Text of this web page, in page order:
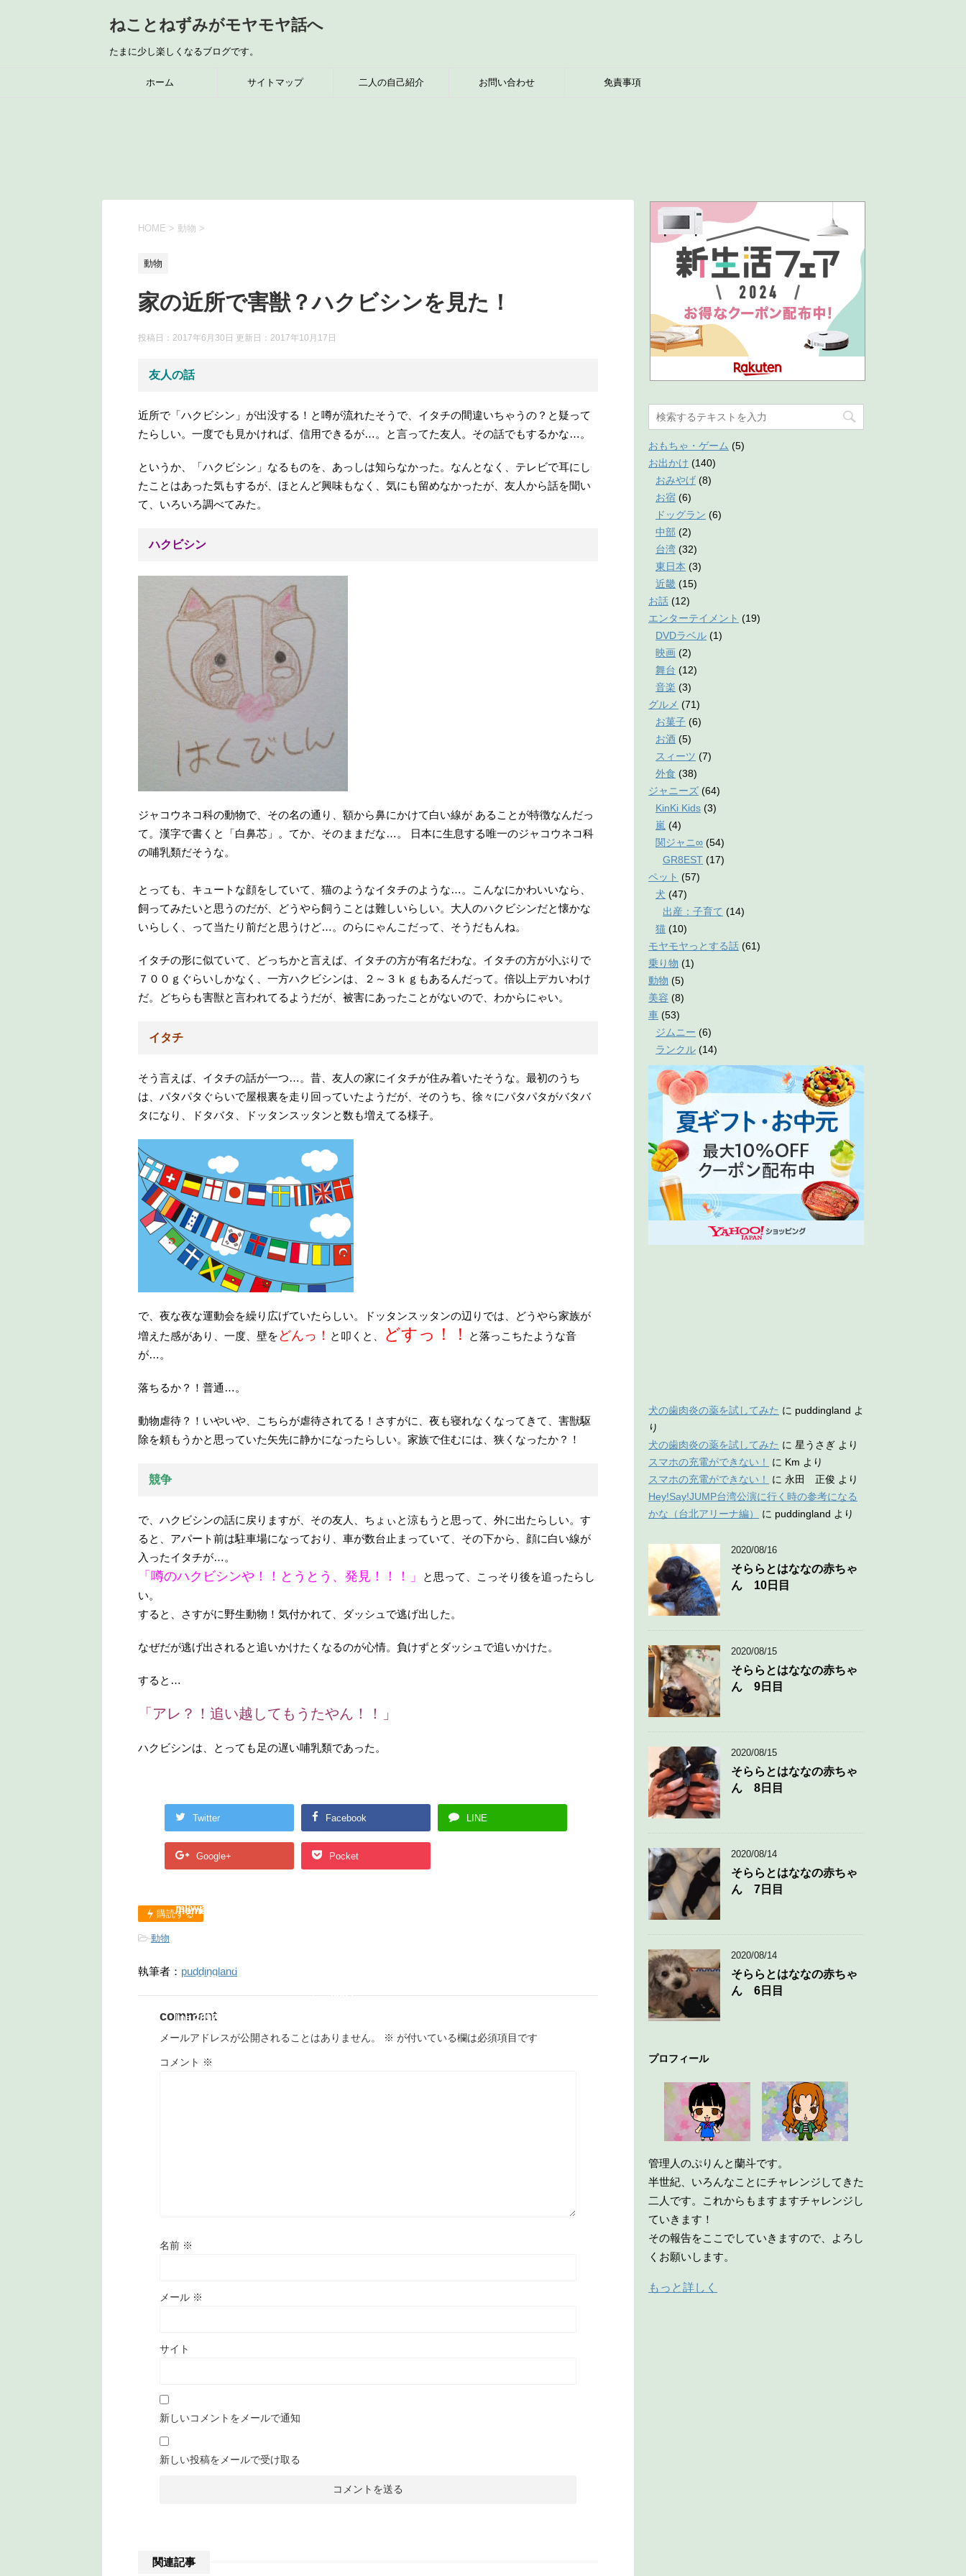
ねことねずみがモヤモヤ話へ
たまに少し楽しくなるブログです。
ホーム サイトマップ 二人の自己紹介 お問い合わせ 免責事項
HOME > 動物 >
動物
家の近所で害獣？ハクビシンを見た！
投稿日：2017年6月30日 更新日： 2017年10月17日
友人の話
近所で「ハクビシン」が出没する！と噂が流れたそうで、イタチの間違いちゃうの？と疑って
たらしい。一度でも見かければ、信用できるが…。と言ってた友人。その話でもするかな…。
というか、「ハクビシン」なるものを、あっしは知らなかった。なんとなく、テレビで耳にし
たことはあった気もするが、ほとんど興味もなく、気にも留めなかったが、友人から話を聞い
て、いろいろ調べてみた。
ハクビシン
ジャコウネコ科の動物で、その名の通り、額から鼻にかけて白い線が あることが特徴なんだっ
て。漢字で書くと「白鼻芯」。てか、そのままだな…。 日本に生息する唯一のジャコウネコ科
の哺乳類だそうな。
とっても、キュートな顔をしていて、猫のようなイタチのような…。こんなにかわいいなら、
飼ってみたいと思うのだが、どうやら飼うことは難しいらしい。大人のハクビシンだと懐かな
いらしく、って当たり前だと思うけど…。のらにゃんこだって、そうだもんね。
イタチの形に似ていて、どっちかと言えば、イタチの方が有名だわな。イタチの方が小ぶりで
７００ｇぐらいしかなく、一方ハクビシンは、２～３ｋｇもあるんだって。倍以上デカいわけ
だ。どちらも害獣と言われてるようだが、被害にあったことがないので、わからにゃい。
イタチ
そう言えば、イタチの話が一つ…。昔、友人の家にイタチが住み着いたそうな。最初のうち
は、パタパタぐらいで屋根裏を走り回っていたようだが、そのうち、徐々にパタパタがバタバ
タになり、ドタバタ、ドッタンスッタンと数も増えてる様子。
で、夜な夜な運動会を繰り広げていたらしい。ドッタンスッタンの辺りでは、どうやら家族が
増えた感があり、一度、壁をどんっ！ と叩くと、 どすっ！！
と落っこちたような音
が…。
落ちるか？！普通…。
動物虐待？！いやいや、こちらが虐待されてる！さすがに、夜も寝れなくなってきて、害獣駆
除を頼もうかと思っていた矢先に静かになったらしい。家族で住むには、狭くなったか？！
競争
で、ハクビシンの話に戻りますが、その友人、ちょぃと涼もうと思って、外に出たらしい。す
ると、アパート前は駐車場になっており、車が数台止まっていて、その下から、顔に白い線が
入ったイタチが…。
「噂のハクビシンや！！とうとう、発見！！！」
と思って、こっそり後を追ったらし
い。
すると、さすがに野生動物！気付かれて、ダッシュで逃げ出した。
なぜだが逃げ出されると追いかけたくなるのが心情。負けずとダッシュで追いかけた。
すると…
「アレ？！追い越してもうたやん！！」
ハクビシンは、とっても足の遅い哺乳類であった。
Twitter
array key "Twitter" in
/home/lantopurin/lant
ml/wp-
content/plugins/sns-
line2897
Facebook
array key "Facebook"
in
line2897
LINE
Google+
/home/lantopurin/lant
count-cache.phpon
line2897
Pocket
購読する
-動物
執筆者： puddingland
comment
メールアドレスが公開されることはありません。 ※ が付いている欄は必須項目です
コメント ※
名前 ※
メール ※
サイト
新しいコメントをメールで通知
新しい投稿をメールで受け取る
関連記事
おもちゃ・ゲーム (5)
お出かけ (140)
おみやげ (8)
お宿 (6)
ドッグラン (6)
中部 (2)
台湾 (32)
東日本 (3)
近畿 (15)
お話 (12)
エンターテイメント (19)
DVDラベル (1)
映画 (2)
舞台 (12)
音楽 (3)
グルメ (71)
お菓子 (6)
お酒 (5)
スィーツ (7)
外食 (38)
ジャニーズ (64)
KinKi Kids (3)
嵐 (4)
関ジャニ∞ (54)
GR8EST (17)
ペット (57)
犬 (47)
出産：子育て (14)
猫 (10)
モヤモヤっとする話 (61)
乗り物 (1)
動物 (5)
美容 (8)
車 (53)
ジムニー (6)
ランクル (14)
犬の歯肉炎の薬を試してみた に puddingland よ
り
犬の歯肉炎の薬を試してみた に 星うさぎ より
スマホの充電ができない！
に Km より
スマホの充電ができない！
に 永田 正俊 より
Hey!Say!JUMP台湾公演に行く時の参考になる
かな（台北アリーナ編）
に puddingland より
2020/08/16
そららとはななの赤ちゃ
ん 10日目
2020/08/15
そららとはななの赤ちゃ
ん 9日目
2020/08/15
そららとはななの赤ちゃ
ん 8日目
2020/08/14
そららとはななの赤ちゃ
ん 7日目
2020/08/14
そららとはななの赤ちゃ
ん 6日目
プロフィール
管理人のぷりんと蘭斗です。
半世紀、いろんなことにチャレンジしてきた
二人です。これからもますますチャレンジし
ていきます！
その報告をここでしていきますので、よろし
くお願いします。
もっと詳しく